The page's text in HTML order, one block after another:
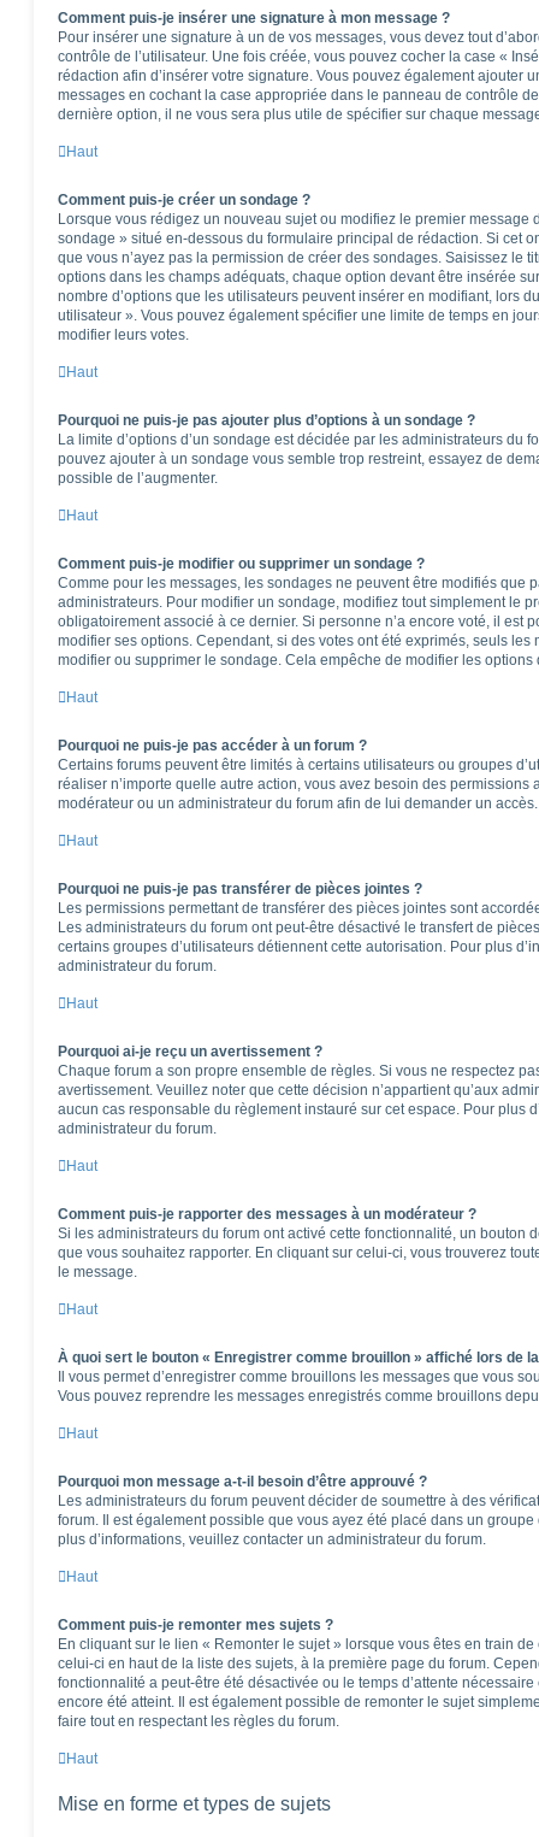
Comment puis-je insérer une signature à mon message ?
Pour insérer une signature à un de vos messages, vous devez tout
contrôle de l’utilisateur. Une fois créée, vous pouvez cocher la case «
rédaction afin d’insérer votre signature. Vous pouvez également ajouter
messages en cochant la case appropriée dans le panneau de contrôle
dernière option, il ne vous sera plus utile de spécifier sur chaque
Haut
Comment puis-je créer un sondage ?
Lorsque vous rédigez un nouveau sujet ou modifiez le premier message
sondage » situé en-dessous du formulaire principal de rédaction. Si cet
que vous n’ayez pas la permission de créer des sondages. Saisissez le
options dans les champs adéquats, chaque option devant être insérée
nombre d’options que les utilisateurs peuvent insérer en modifiant, lors
utilisateur ». Vous pouvez également spécifier une limite de temps en
modifier leurs votes.
Haut
Pourquoi ne puis-je pas ajouter plus d’options à un sondage ?
La limite d’options d’un sondage est décidée par les administrateurs du
pouvez ajouter à un sondage vous semble trop restreint, essayez de
possible de l’augmenter.
Haut
Comment puis-je modifier ou supprimer un sondage ?
Comme pour les messages, les sondages ne peuvent être modifiés que
administrateurs. Pour modifier un sondage, modifiez tout simplement le
obligatoirement associé à ce dernier. Si personne n’a encore voté, il est
modifier ses options. Cependant, si des votes ont été exprimés, seuls
modifier ou supprimer le sondage. Cela empêche de modifier les options
Haut
Pourquoi ne puis-je pas accéder à un forum ?
Certains forums peuvent être limités à certains utilisateurs ou groupes
réaliser n’importe quelle autre action, vous avez besoin des permissions
modérateur ou un administrateur du forum afin de lui demander un accès.
Haut
Pourquoi ne puis-je pas transférer de pièces jointes ?
Les permissions permettant de transférer des pièces jointes sont
Les administrateurs du forum ont peut-être désactivé le transfert de
certains groupes d’utilisateurs détiennent cette autorisation. Pour plus
administrateur du forum.
Haut
Pourquoi ai-je reçu un avertissement ?
Chaque forum a son propre ensemble de règles. Si vous ne respectez
avertissement. Veuillez noter que cette décision n’appartient qu’aux
aucun cas responsable du règlement instauré sur cet espace. Pour plus
administrateur du forum.
Haut
Comment puis-je rapporter des messages à un modérateur ?
Si les administrateurs du forum ont activé cette fonctionnalité, un bouton
que vous souhaitez rapporter. En cliquant sur celui-ci, vous trouverez
le message.
Haut
À quoi sert le bouton « Enregistrer comme brouillon » affiché lors de
Il vous permet d’enregistrer comme brouillons les messages que vous
Vous pouvez reprendre les messages enregistrés comme brouillons
Haut
Pourquoi mon message a-t-il besoin d’être approuvé ?
Les administrateurs du forum peuvent décider de soumettre à des
forum. Il est également possible que vous ayez été placé dans un
plus d’informations, veuillez contacter un administrateur du forum.
Haut
Comment puis-je remonter mes sujets ?
En cliquant sur le lien « Remonter le sujet » lorsque vous êtes en train
celui-ci en haut de la liste des sujets, à la première page du forum.
fonctionnalité a peut-être été désactivée ou le temps d’attente
encore été atteint. Il est également possible de remonter le sujet
faire tout en respectant les règles du forum.
Haut
Mise en forme et types de sujets